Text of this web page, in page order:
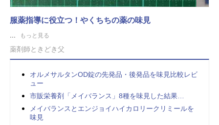
服薬指導に役立つ！やくちちの薬の味見
もっと見る
薬剤師ときどき父
オルメサルタンOD錠の先発品・後発品を味見比較レビ
ュー
市販栄養剤「メイバランス」8種を味見した結果…
メイバランスとエンジョイハイカロリークリミールを
味見